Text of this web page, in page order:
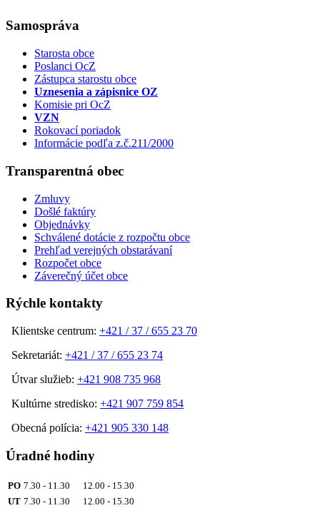
Samospráva
Starosta obce
Poslanci OcZ
Zástupca starostu obce
Uznesenia a zápisnice OZ
Komisie pri OcZ
VZN
Rokovací poriadok
Informácie podľa z.č.211/2000
Transparentná obec
Zmluvy
Došlé faktúry
Objednávky
Schválené dotácie z rozpočtu obce
Prehľad verejných obstarávaní
Rozpočet obce
Záverečný účet obce
Rýchle kontakty
Klientske centrum: +421 / 37 / 655 23 70
Sekretariát: +421 / 37 / 655 23 74
Útvar služieb: +421 908 735 968
Kultúrne stredisko: +421 907 759 854
Obecná polícia: +421 905 330 148
Úradné hodiny
PO 7.30 - 11.30 12.00 - 15.30
UT 7.30 - 11.30 12.00 - 15.30